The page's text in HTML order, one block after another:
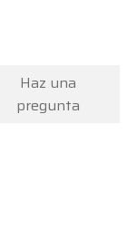
Haz una
pregunta